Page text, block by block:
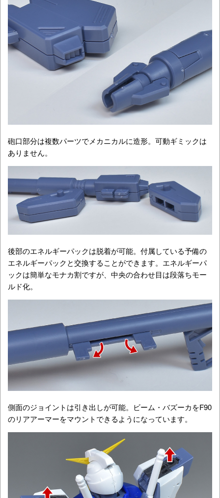
砲口部分は複数パーツでメカニカルに造形。可動ギミックは
ありません。
後部のエネルギーパックは脱着が可能。付属している予備の
エネルギーパックと交換することができます。エネルギーパ
ックは簡単なモナカ割ですが、中央の合わせ目は段落ちモー
ルド化。
側面のジョイントは引き出しが可能。ビーム・バズーカをF90
のリアアーマーをマウントできるようになっています。